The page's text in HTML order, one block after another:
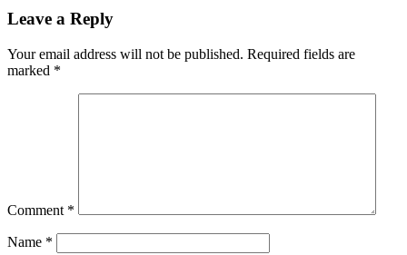
Leave a Reply
Your email address will not be published. Required fields are
marked *
Comment *
Name *